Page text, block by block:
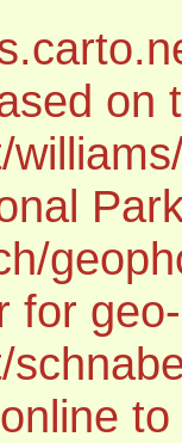
on
for